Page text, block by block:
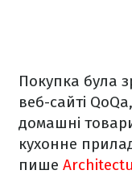
Покупка була
веб-сайті
домашні
кухонне
пише